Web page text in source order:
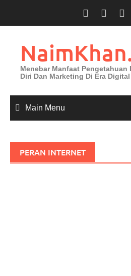
Menebar Manfaat Pengetahuan
Diri Dan Marketing Di Era Digital
Main Menu
PERAN INTERNET